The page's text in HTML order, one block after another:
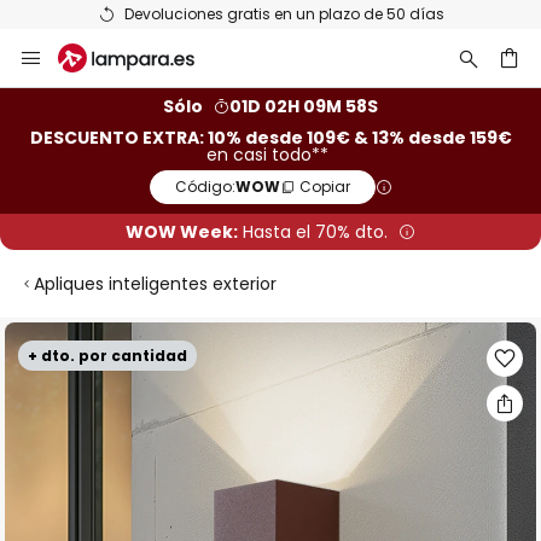
Devoluciones gratis en un plazo de 50 días
al
Sólo
01D 02H 09M 57S
DESCUENTO EXTRA: 10% desde 109€ & 13% desde 159€
en casi todo**
Código:WOW Copiar
WOW Week: Hasta el 70% dto.
Apliques inteligentes exterior
+ dto. por cantidad
Saltar
al